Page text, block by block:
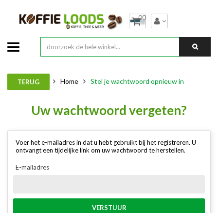
00
TERUG Home Stel je wachtwoord opnieuw in
Uw wachtwoord vergeten?
Voer het e-mailadres in dat u hebt gebruikt bij het registreren. U
ontvangt een tijdelijke link om uw wachtwoord te herstellen.
E-mailadres
VERSTUUR